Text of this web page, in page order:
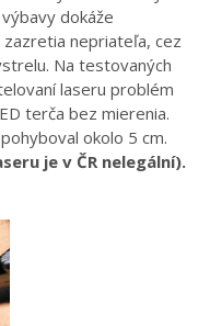
dokáže
nepriateľa, cez
Na testovaných
laseru problém
terča bez mierenia.
okolo 5 cm.
je v ČR nelegální).